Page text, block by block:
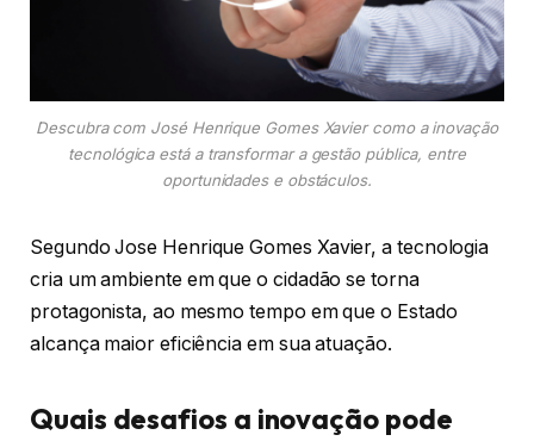
Descubra com José Henrique Gomes Xavier como a inovação
tecnológica está a transformar a gestão pública, entre
oportunidades e obstáculos.
Segundo Jose Henrique Gomes Xavier, a tecnologia
cria um ambiente em que o cidadão se torna
protagonista, ao mesmo tempo em que o Estado
alcança maior eficiência em sua atuação.
Quais desafios a inovação pode